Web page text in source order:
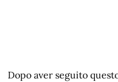
Dopo aver seguito